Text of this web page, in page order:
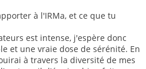
à l'IRMa, et ce que tu
est intense, j'espère donc
et une vraie dose de sérénité. En
à travers la diversité de mes